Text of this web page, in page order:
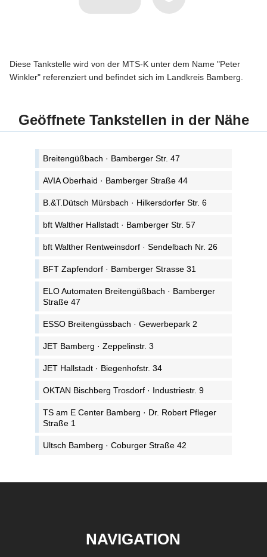
Diese Tankstelle wird von der MTS-K unter dem Name "Peter
Winkler" referenziert und befindet sich im Landkreis Bamberg.
Geöffnete Tankstellen in der Nähe
Breitengüßbach · Bamberger Str. 47
AVIA Oberhaid · Bamberger Straße 44
B.&T.Dütsch Mürsbach · Hilkersdorfer Str. 6
bft Walther Hallstadt · Bamberger Str. 57
bft Walther Rentweinsdorf · Sendelbach Nr. 26
BFT Zapfendorf · Bamberger Strasse 31
ELO Automaten Breitengüßbach · Bamberger
Straße 47
ESSO Breitengüssbach · Gewerbepark 2
JET Bamberg · Zeppelinstr. 3
JET Hallstadt · Biegenhofstr. 34
OKTAN Bischberg Trosdorf · Industriestr. 9
TS am E Center Bamberg · Dr. Robert Pfleger
Straße 1
Ultsch Bamberg · Coburger Straße 42
NAVIGATION